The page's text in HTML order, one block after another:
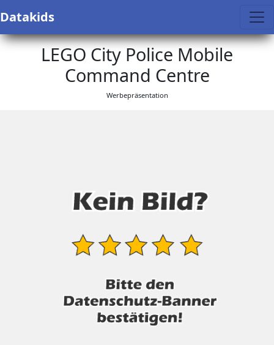
Datakids
LEGO City Police Mobile
Command Centre
Werbepräsentation